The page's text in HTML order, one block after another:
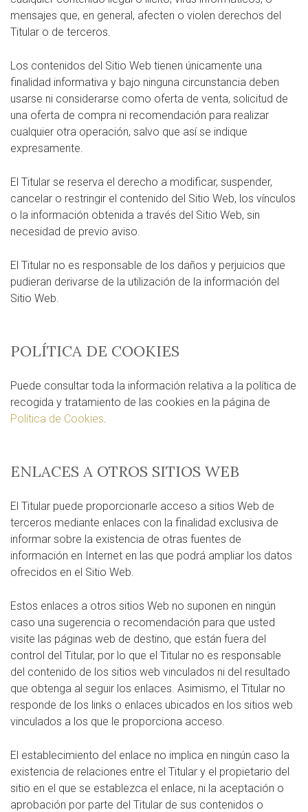
mensajes que, en general, afecten o violen derechos del
Titular o de terceros.
Los contenidos del Sitio Web tienen únicamente una
finalidad informativa y bajo ninguna circunstancia deben
usarse ni considerarse como oferta de venta, solicitud de
una oferta de compra ni recomendación para realizar
cualquier otra operación, salvo que así se indique
expresamente.
El Titular se reserva el derecho a modificar, suspender,
cancelar o restringir el contenido del Sitio Web, los vínculos
o la información obtenida a través del Sitio Web, sin
necesidad de previo aviso.
El Titular no es responsable de los daños y perjuicios que
pudieran derivarse de la utilización de la información del
Sitio Web.
POLÍTICA DE COOKIES
Puede consultar toda la información relativa a la política de
recogida y tratamiento de las cookies en la página de
Política de Cookies.
ENLACES A OTROS SITIOS WEB
El Titular puede proporcionarle acceso a sitios Web de
terceros mediante enlaces con la finalidad exclusiva de
informar sobre la existencia de otras fuentes de
información en Internet en las que podrá ampliar los datos
ofrecidos en el Sitio Web.
Estos enlaces a otros sitios Web no suponen en ningún
caso una sugerencia o recomendación para que usted
visite las páginas web de destino, que están fuera del
control del Titular, por lo que el Titular no es responsable
del contenido de los sitios web vinculados ni del resultado
que obtenga al seguir los enlaces. Asimismo, el Titular no
responde de los links o enlaces ubicados en los sitios web
vinculados a los que le proporciona acceso.
El establecimiento del enlace no implica en ningún caso la
existencia de relaciones entre el Titular y el propietario del
sitio en el que se establezca el enlace, ni la aceptación o
aprobación por parte del Titular de sus contenidos o